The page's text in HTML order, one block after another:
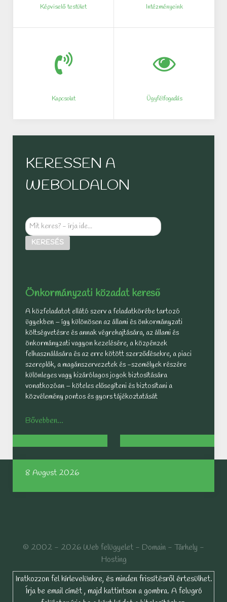
Képviselő testület Intézményeink
Kapcsolat Ügyfélfogadás
KERESSEN A
WEBOLDALON
Mit
keres?
- KERESÉS
Önkormányzati közadat kereső
A közfeladatot ellátó szerv a feladatkörébe tartozó
ügyekben – így különösen az állami és önkormányzati
költségvetésre és annak végrehajtására, az állami és
önkormányzati vagyon kezelésére, a közpénzek
felhasználására és az erre kötött szerződésekre, a piaci
szereplők, a magánszervezetek és -személyek részére
különleges vagy kizárólagos jogok biztosítására
vonatkozóan – köteles elősegíteni és biztosítani a
közvélemény pontos és gyors tájékoztatását
Bővebben...
8 August 2026
© 2002 - 2026 Web felügyelet - Domain - Tárhely -
Hosting
Iratkozzon fel hírlevelünkre, és minden frissítésről értesülhet.
Írja be email címét , majd kattintson a gombra. A felugró